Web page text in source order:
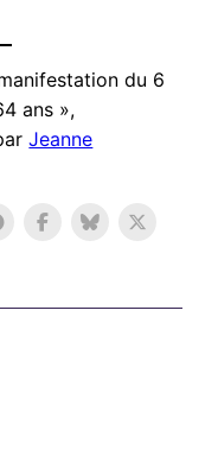
du 6
ans »,
Jeanne